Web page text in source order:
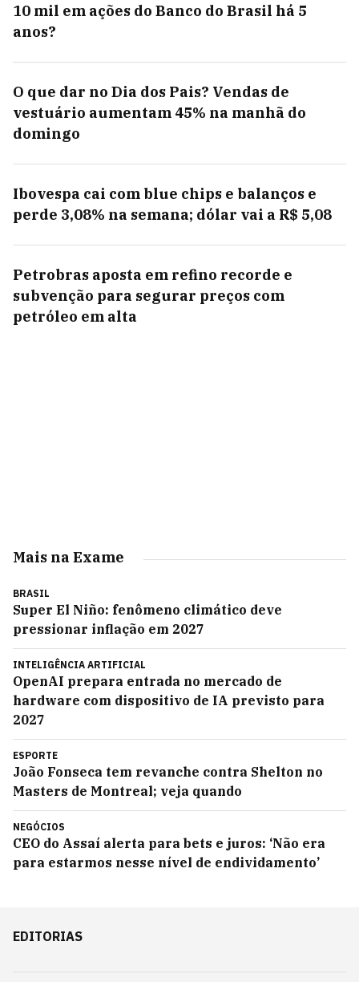
10 mil em ações do Banco do Brasil há 5
anos?
O que dar no Dia dos Pais? Vendas de
vestuário aumentam 45% na manhã do
domingo
Ibovespa cai com blue chips e balanços e
perde 3,08% na semana; dólar vai a R$ 5,08
Petrobras aposta em refino recorde e
subvenção para segurar preços com
petróleo em alta
Mais na Exame
BRASIL
Super El Niño: fenômeno climático deve
pressionar inflação em 2027
INTELIGÊNCIA ARTIFICIAL
OpenAI prepara entrada no mercado de
hardware com dispositivo de IA previsto para
2027
ESPORTE
João Fonseca tem revanche contra Shelton no
Masters de Montreal; veja quando
NEGÓCIOS
CEO do Assaí alerta para bets e juros: ‘Não era
para estarmos nesse nível de endividamento’
EDITORIAS